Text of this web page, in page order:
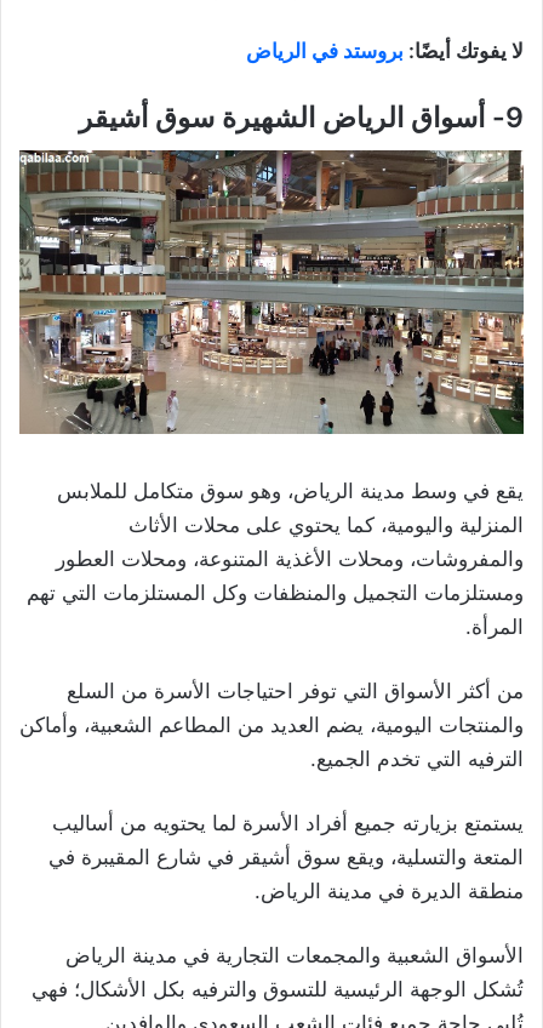
لا يفوتك أيضًا: بروستد في الرياض
9- أسواق الرياض الشهيرة سوق أشيقر
يقع في وسط مدينة الرياض، وهو سوق متكامل للملابس
المنزلية واليومية، كما يحتوي على محلات الأثاث
والمفروشات، ومحلات الأغذية المتنوعة، ومحلات العطور
ومستلزمات التجميل والمنظفات وكل المستلزمات التي تهم
المرأة.
من أكثر الأسواق التي توفر احتياجات الأسرة من السلع
والمنتجات اليومية، يضم العديد من المطاعم الشعبية، وأماكن
الترفيه التي تخدم الجميع.
يستمتع بزيارته جميع أفراد الأسرة لما يحتويه من أساليب
المتعة والتسلية، ويقع سوق أشيقر في شارع المقيبرة في
منطقة الديرة في مدينة الرياض.
الأسواق الشعبية والمجمعات التجارية في مدينة الرياض
تُشكل الوجهة الرئيسية للتسوق والترفيه بكل الأشكال؛ فهي
تُلبي حاجة جميع فئات الشعب السعودي والوافدين.